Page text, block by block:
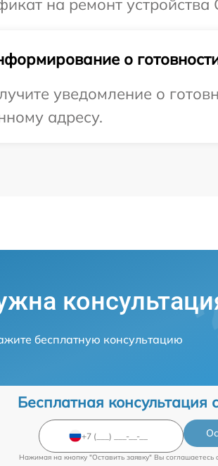
на ремонт
о
уведомление о
адресу.
бесплатную консультацию
Бесплатная консультация
Нажимая на кнопку "Оставить заявку" Вы соглашаетесь